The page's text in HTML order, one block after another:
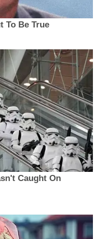
To Be True
Caught On